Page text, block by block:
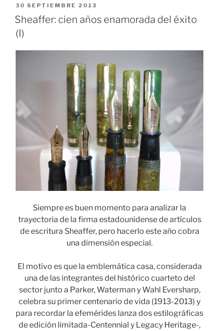
éxito
PUBLICADO
EL
30 SEPTIEMBRE 2013
Sheaffer: cien años enamorada del éxito
(I)
Siempre es buen momento para analizar la
trayectoria de la firma estadounidense de artículos
de escritura Sheaffer, pero hacerlo este año cobra
una dimensión especial.
El motivo es que la emblemática casa, considerada
una de las integrantes del histórico cuarteto del
sector junto a Parker, Waterman y Wahl Eversharp,
celebra su primer centenario de vida (1913-2013) y
para recordar la efemérides lanza dos estilográficas
de edición limitada-Centennial y Legacy Heritage-,